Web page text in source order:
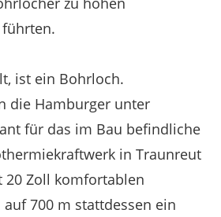
ist ein Bohrloch.
die Hamburger unter
für das im Bau befindliche
in Traunreut
20 Zoll komfortablen
700 m stattdessen ein